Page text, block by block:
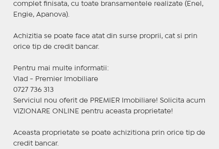
complet finisata, cu toate bransamentele realizate (Enel,
Engie, Apanova).
Achizitia se poate face atat din surse proprii, cat si prin
orice tip de credit bancar.
Pentru mai multe informatii:
Vlad - Premier Imobiliare
0727 736 313
Serviciul nou oferit de PREMIER Imobiliare! Solicita acum
VIZIONARE ONLINE pentru aceasta proprietate!
Aceasta proprietate se poate achizitiona prin orice tip de
credit bancar.